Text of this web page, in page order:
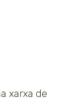
xarxa de